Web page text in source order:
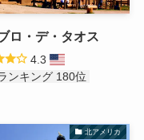
ロ・デ・タオス
4.3
ンキング 180位
北アメリカ